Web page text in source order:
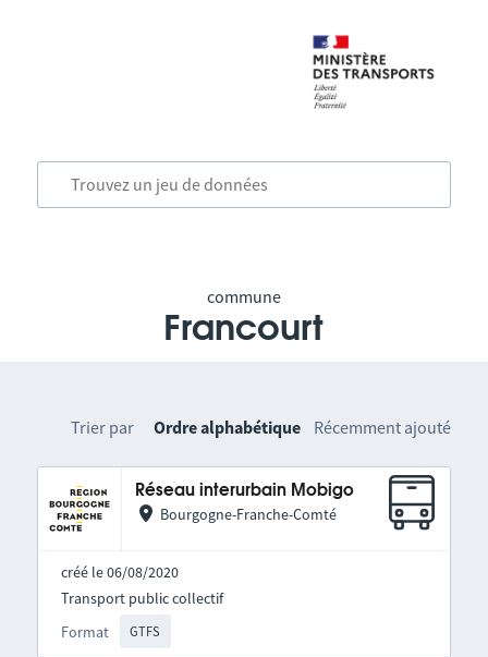
commune
Francourt
Trier par Ordre alphabétique Récemment ajouté
Réseau interurbain Mobigo
Bourgogne-Franche-Comté
créé le 06/08/2020
Format GTFS
Transport public collectif